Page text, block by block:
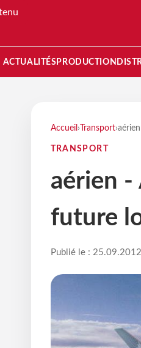
ACTUALITÉS PRODUCTION
Accueil › Transport›
TRANSPORT
aérien -
future
Publié le :